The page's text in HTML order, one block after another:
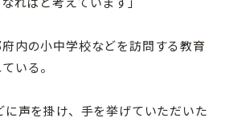
内の小中学校などを訪問する教育
いる。
に声を掛け、手を挙げていただいた